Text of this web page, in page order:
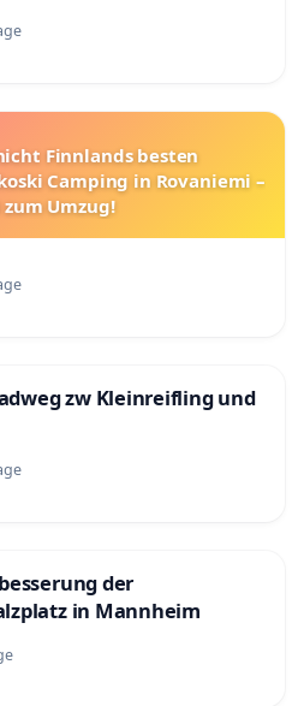
Finnlands besten
Camping in Rovaniemi –
zum Umzug!
zw Kleinreifling und
der
in Mannheim